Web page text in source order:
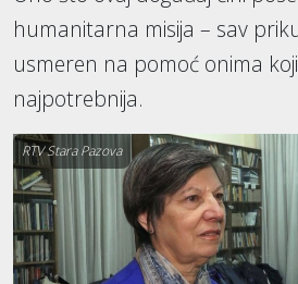
humanitarna misija – sav
usmeren na pomoć onima
najpotrebnija.
RTV Stara Pazova